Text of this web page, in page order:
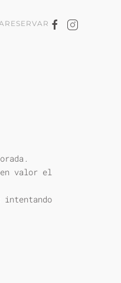
RESERVAR
en valor el
intentando